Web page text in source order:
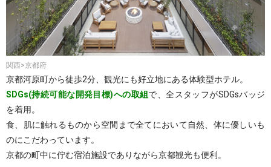
関西>京都府
京都河原町から徒歩2分、観光にも好立地にある体験型ホテル。
SDGs(持続可能な開発目標)への取組 で、全スタッフがSDGsバッジ
を着用。
食、肌に触れるものから空間まで全てにおいて自然、体に優しいも
のにこだわっています。
京都の町中に佇む宿泊施設でありながら京都観光も便利。